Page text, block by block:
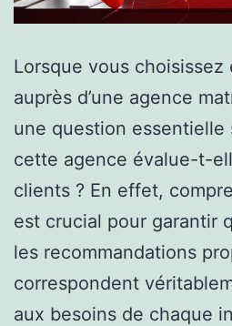
Lorsque vous choisissez
auprès d’une agence
une question essentielle
cette agence évalue-t-
clients ? En effet,
est crucial pour garantir
les recommandations
correspondent
aux besoins de chaque